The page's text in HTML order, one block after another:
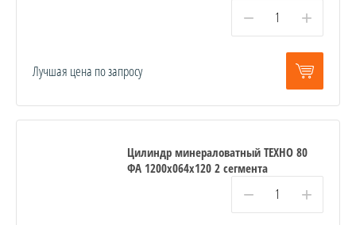
− +
Лучшая цена по запросу
Цилиндр минераловатный ТЕХНО 80
ФА 1200x064x120 2 сегмента
− +